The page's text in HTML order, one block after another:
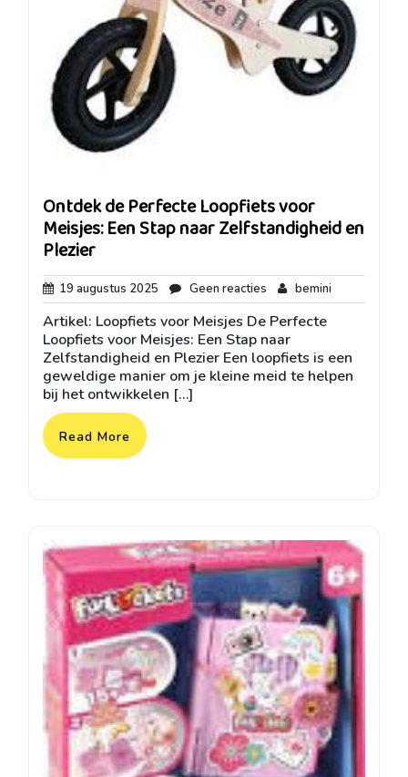
Ontdek de Perfecte Loopfiets voor
Meisjes: Een Stap naar Zelfstandigheid en
Plezier
19 augustus 2025 19
augustus
2025
Geen reacties Geen
reacties
bemini
Artikel: Loopfiets voor Meisjes De Perfecte
Loopfiets voor Meisjes: Een Stap naar
Zelfstandigheid en Plezier Een loopfiets is een
geweldige manier om je kleine meid te helpen
bij het ontwikkelen […]
Read More